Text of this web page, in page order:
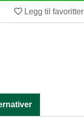
Legg til favoritter